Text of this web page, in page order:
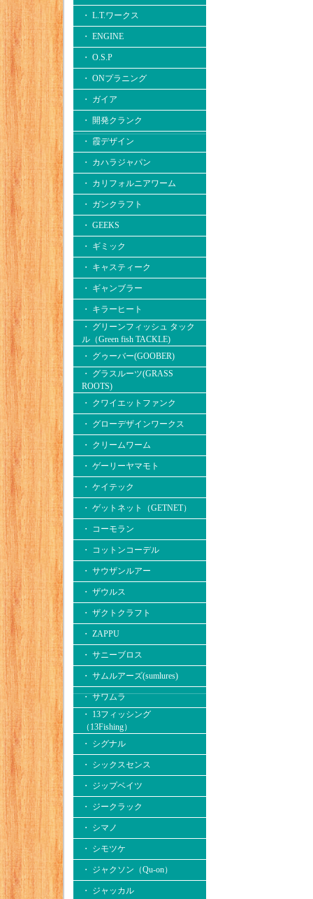
・ L.T.ワークス
・ ENGINE
・ O.S.P
・ ONプラニング
・ ガイア
・ 開発クランク
・ 霞デザイン
・ カハラジャパン
・ カリフォルニアワーム
・ ガンクラフト
・ GEEKS
・ ギミック
・ キャスティーク
・ ギャンブラー
・ キラーヒート
・ グリーンフィッシュ タック
ル（Green fish TACKLE)
・ グゥーバー(GOOBER)
・ グラスルーツ(GRASS
ROOTS)
・ クワイエットファンク
・ グローデザインワークス
・ クリームワーム
・ ゲーリーヤマモト
・ ケイテック
・ ゲットネット（GETNET）
・ コーモラン
・ コットンコーデル
・ サウザンルアー
・ ザウルス
・ ザクトクラフト
・ ZAPPU
・ サニーブロス
・ サムルアーズ(sumlures)
・ サワムラ
・ 13フィッシング
（13Fishing）
・ シグナル
・ シックスセンス
・ ジップベイツ
・ ジークラック
・ シマノ
・ シモツケ
・ ジャクソン（Qu-on）
・ ジャッカル